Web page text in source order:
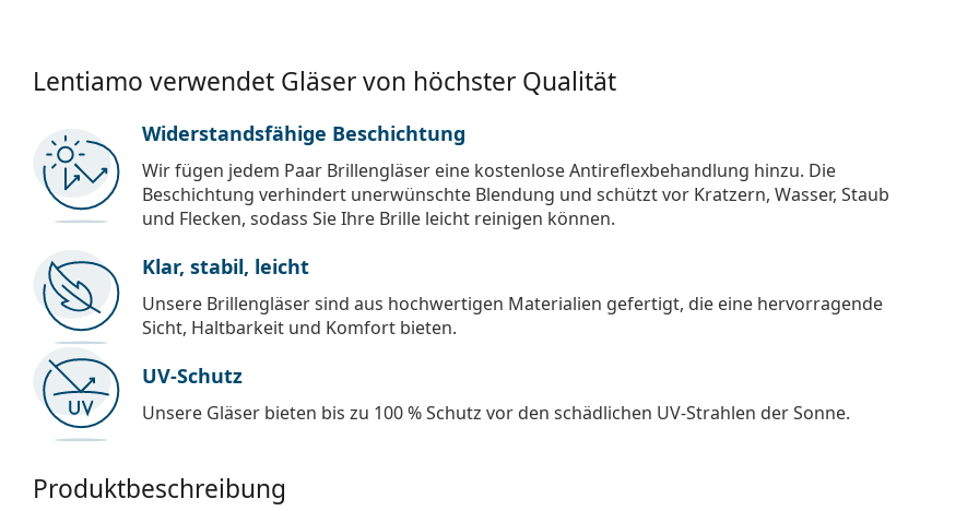
Lentiamo verwendet Gläser von höchster Qualität
Widerstandsfähige Beschichtung
Wir fügen jedem Paar Brillengläser eine kostenlose Antireflexbehandlung hinzu. Die
Beschichtung verhindert unerwünschte Blendung und schützt vor Kratzern, Wasser, Staub
und Flecken, sodass Sie Ihre Brille leicht reinigen können.
Klar, stabil, leicht
Unsere Brillengläser sind aus hochwertigen Materialien gefertigt, die eine hervorragende
Sicht, Haltbarkeit und Komfort bieten.
UV-Schutz
Unsere Gläser bieten bis zu 100 % Schutz vor den schädlichen UV-Strahlen der Sonne.
Produktbeschreibung